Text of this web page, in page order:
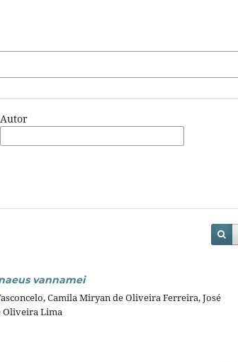
Autor
vannamei
Camila Miryan de Oliveira Ferreira, José
Oliveira Lima